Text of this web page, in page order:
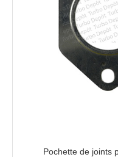
Pochette de joints